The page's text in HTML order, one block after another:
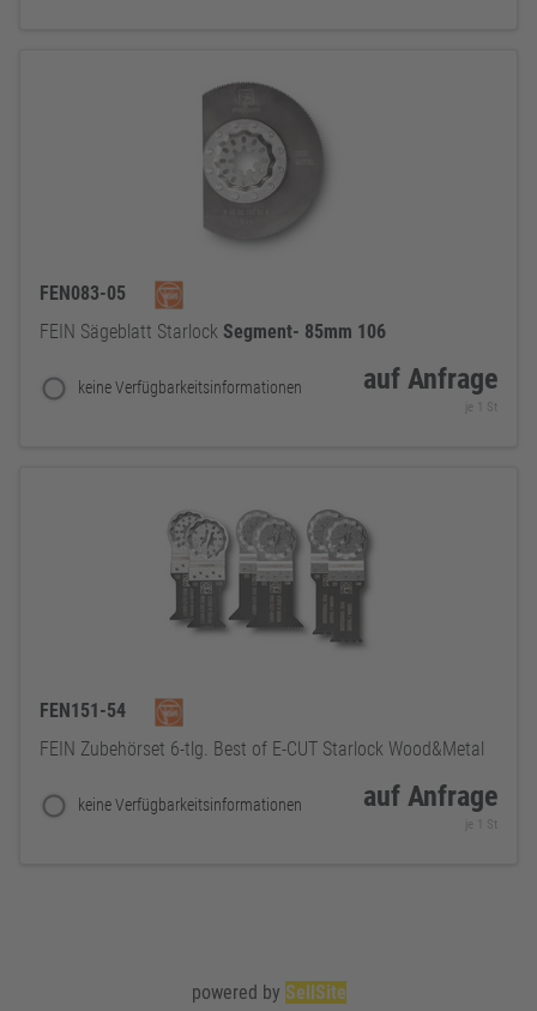
FEN083-05
FEIN Sägeblatt Starlock Segment- 85mm 106
keine Verfügbarkeitsinformationen auf Anfrage
je 1 St
FEN151-54
FEIN Zubehörset 6-tlg. Best of E-CUT Starlock Wood&Metal
keine Verfügbarkeitsinformationen auf Anfrage
je 1 St
powered by SellSite